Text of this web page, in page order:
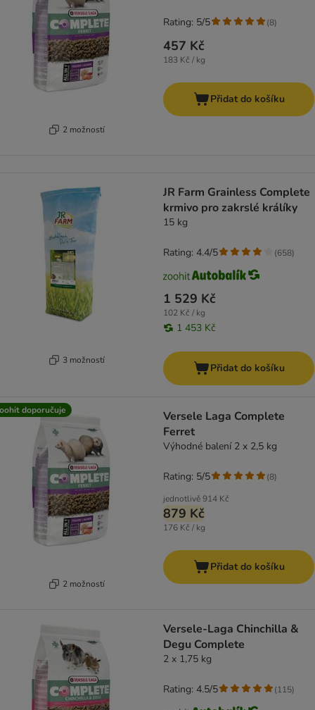
2 možností
457 Kč
183 Kč / kg
Rating: 5/5 (8)
Přidat do košíku
3 možností
JR Farm Grainless Complete
krmivo pro zakrslé králíky
15 kg
1 529 Kč
102 Kč / kg
1 453 Kč
Rating: 4.4/5 (658)
Přidat do košíku
doporučuje
2 možností
Versele Laga Complete
Ferret
Výhodné balení 2 x 2,5 kg
jednotlivě914 Kč
879 Kč
176 Kč / kg
Rating: 5/5 (8)
Přidat do košíku
Versele-Laga Chinchilla &
Degu Complete
2 x 1,75 kg
Rating: 4.5/5 (115)